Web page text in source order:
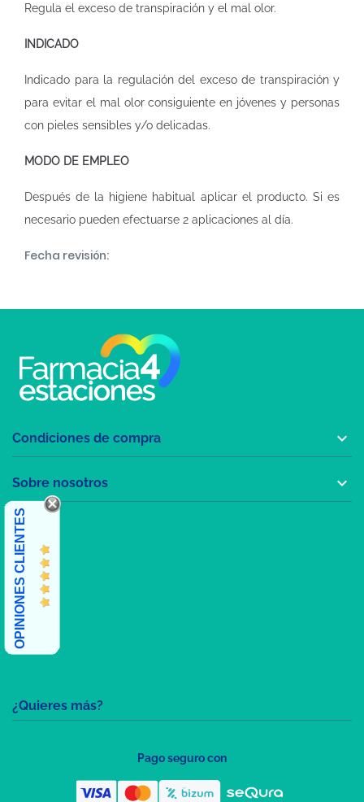
Regula el exceso de transpiración y el mal olor.
INDICADO
Indicado para la regulación del exceso de transpiración y
para evitar el mal olor consiguiente en jóvenes y personas
con pieles sensibles y/o delicadas.
MODO DE EMPLEO
Después de la higiene habitual aplicar el producto. Si es
necesario pueden efectuarse 2 aplicaciones al día.
Fecha revisión:
¿Quieres más?
Condiciones de compra 
Sobre nosotros 
OPINIONES CLIENTES
Pago seguro con